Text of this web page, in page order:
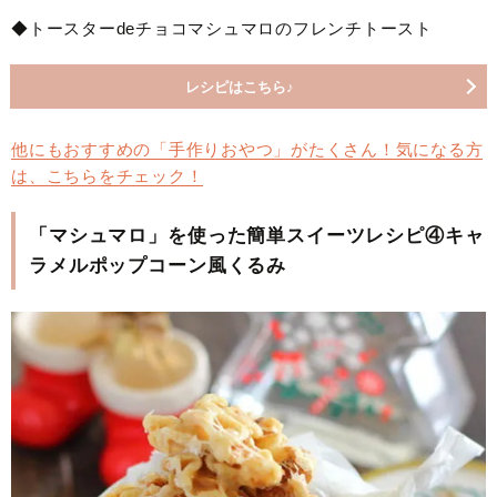
◆トースターdeチョコマシュマロのフレンチトースト
レシピはこちら♪
他にもおすすめの「手作りおやつ」がたくさん！気になる方
は、こちらをチェック！
「マシュマロ」を使った簡単スイーツレシピ④キャ
ラメルポップコーン風くるみ